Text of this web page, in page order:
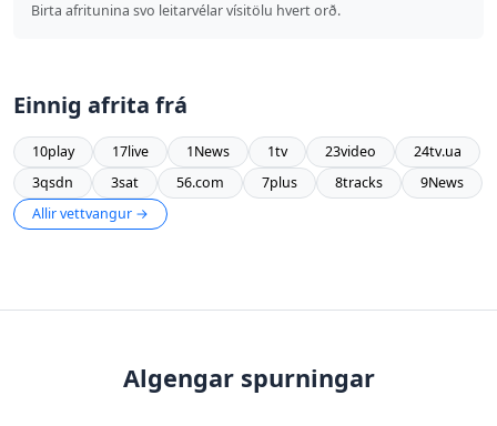
Birta afritunina svo leitarvélar vísitölu hvert orð.
Einnig afrita frá
10play 17live 1News 1tv 23video
24tv.ua
3qsdn
3sat 56.com 7plus 8tracks
9News
Allir vettvangur →
Algengar spurningar